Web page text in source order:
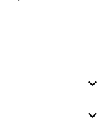

